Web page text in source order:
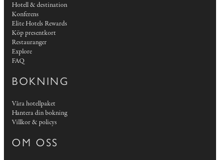
Hotell & destination
Konferens
Elite Hotels Rewards
Köp presentkort
Restauranger
Explore
FAQ
BOKNING
Våra hotellpaket
Hantera din bokning
Villkor & policys
OM OSS